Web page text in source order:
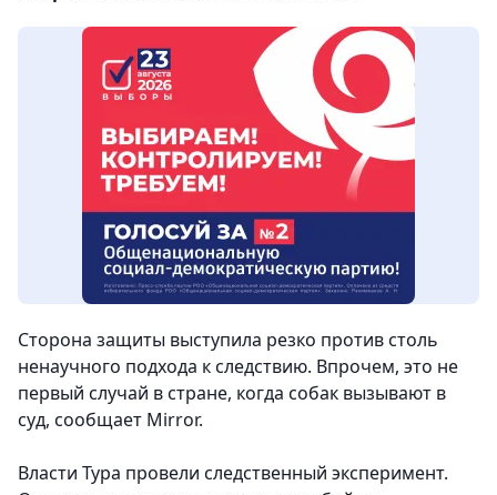
Сторона защиты выступила резко против столь
ненаучного подхода к следствию. Впрочем, это не
первый случай в стране, когда собак вызывают в
суд, сообщает Mirror.
Власти Тура провели следственный эксперимент.